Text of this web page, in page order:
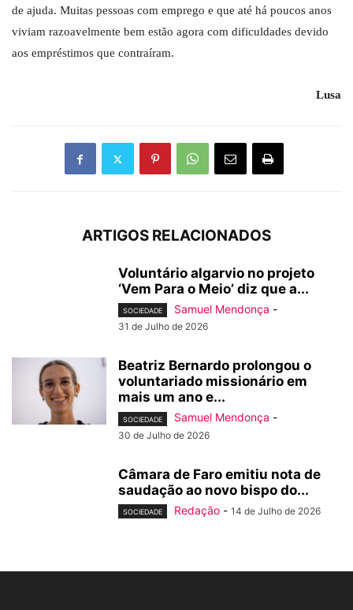
de ajuda. Muitas pessoas com emprego e que até há poucos anos
viviam razoavelmente bem estão agora com dificuldades devido
aos empréstimos que contraíram.
Lusa
ARTIGOS RELACIONADOS
Voluntário algarvio no projeto
‘Vem Para o Meio’ diz que a...
SOCIEDADE Samuel Mendonça -
31 de Julho de 2026
Beatriz Bernardo prolongou o
voluntariado missionário em
mais um ano e...
SOCIEDADE Samuel Mendonça -
30 de Julho de 2026
Câmara de Faro emitiu nota de
saudação ao novo bispo do...
SOCIEDADE Redação - 14 de Julho de 2026